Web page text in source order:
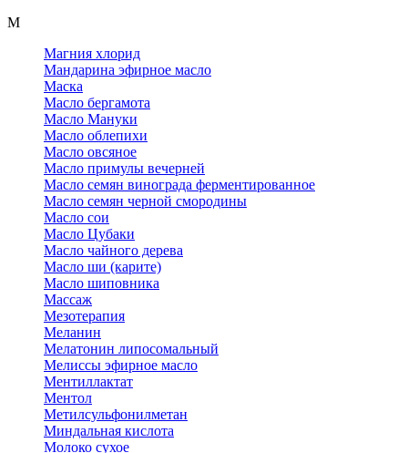
М
Магния хлорид
Мандарина эфирное масло
Маска
Масло бергамота
Масло Мануки
Масло облепихи
Масло овсяное
Масло примулы вечерней
Масло семян винограда ферментированное
Масло семян черной смородины
Масло сои
Масло Цубаки
Масло чайного дерева
Масло ши (карите)
Масло шиповника
Массаж
Мезотерапия
Меланин
Мелатонин липосомальный
Мелиссы эфирное масло
Ментиллактат
Ментол
Метилсульфонилметан
Миндальная кислота
Молоко сухое